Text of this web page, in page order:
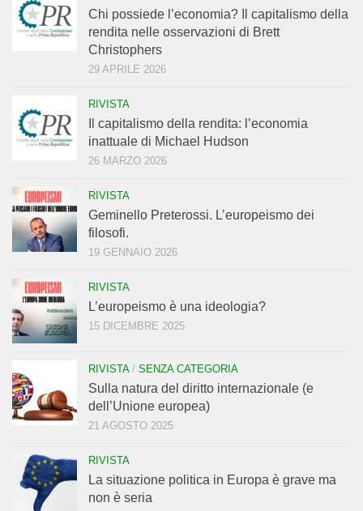
Chi possiede l’economia? Il capitalismo della
rendita nelle osservazioni di Brett
Christophers
29 APRILE 2026
RIVISTA
Il capitalismo della rendita: l’economia
inattuale di Michael Hudson
26 MARZO 2026
RIVISTA
Geminello Preterossi. L’europeismo dei
filosofi.
19 GENNAIO 2026
RIVISTA
L’europeismo è una ideologia?
15 DICEMBRE 2025
RIVISTA/ SENZA CATEGORIA
Sulla natura del diritto internazionale (e
dell’Unione europea)
21 AGOSTO 2025
RIVISTA
La situazione politica in Europa è grave ma
non è seria